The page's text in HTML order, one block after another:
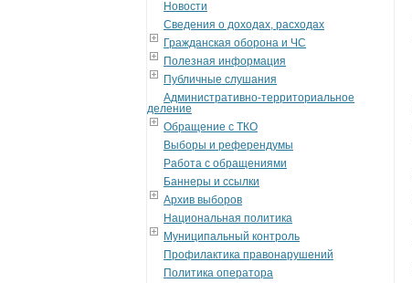
Новости
Сведения о доходах, расходах
Гражданская оборона и ЧС
Полезная информация
Публичные слушания
Административно-территориальное
деление
Обращение с ТКО
Выборы и референдумы
Работа с обращениями
Баннеры и ссылки
Архив выборов
Национальная политика
Муниципальный контроль
Профилактика правонарушений
Политика оператора